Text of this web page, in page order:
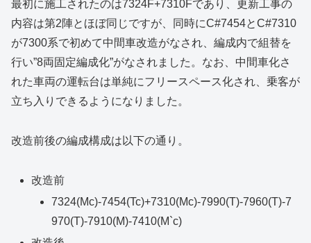
最初に施工されたのは7324F+7310Fであり、更新工事の
内容は第2陣とほぼ同じですが、同時にC#7454とC#7310
が7300系で初めて中間車改造がなされ、編成内で組替を
行い”8両固定編成化”がなされました。なお、中間車化さ
れた車両の運転台は単純にフリースペース化され、乗客が
立ち入りできるようになりました。
改造前後の編成構成は以下の通り。
改造前
7324(Mc)-7454(Tc)+7310(Mc)-7990(T)-7960(T)-7
970(T)-7910(M)-7410(M`c)